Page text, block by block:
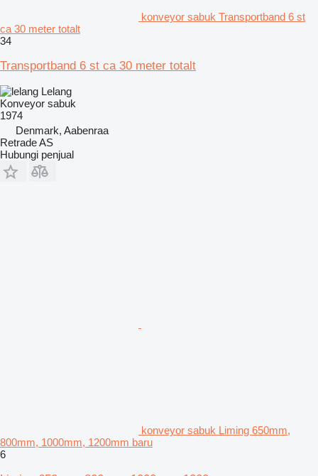
konveyor sabuk Transportband 6 st
ca 30 meter totalt
34
Transportband 6 st ca 30 meter totalt
Lelang
Konveyor sabuk
1974
Denmark, Aabenraa
Retrade AS
Hubungi penjual
konveyor sabuk Liming 650mm,
800mm, 1000mm, 1200mm baru
6